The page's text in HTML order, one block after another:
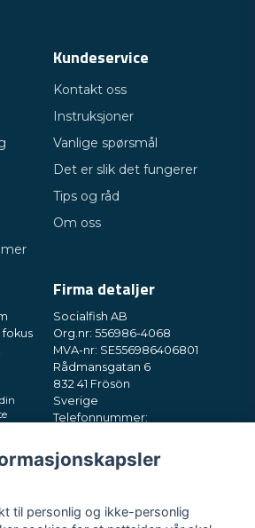
Kundeservice
Kontakt oss
Instruksjoner
Vanlige spørsmål
Det er slik det fungerer
Tips og råd
Om oss
fokus
Firma detaljer
Socialfish AB
Org.nr: 556986-4068
MVA-nr: SE556986406801
Rådmansgatan 6
832 41 Frösön
Sverige
Telefonnummer:
E-post:hey@nordictest.no
til personlig og ikke-personlig